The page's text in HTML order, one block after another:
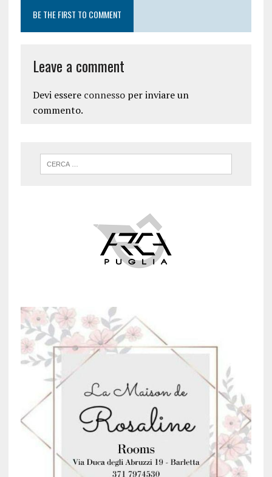
BE THE FIRST TO COMMENT
Leave a comment
Devi essere connessoper inviare un
commento.